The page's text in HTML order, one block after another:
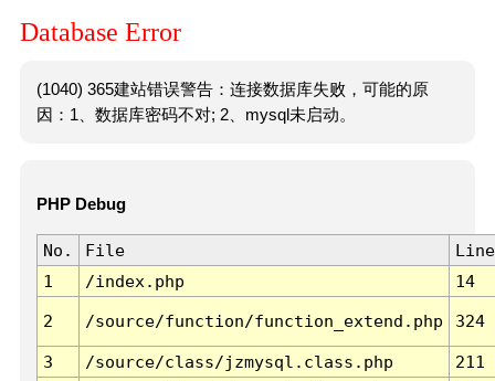
Database Error
(1040) 365建站错误警告：连接数据库失败，可能的原
因：1、数据库密码不对; 2、mysql未启动。
PHP Debug
No. File
Line
1
/index.php 14
2 /source/function/function_extend.php 324
3 /source/class/jzmysql.class.php
211